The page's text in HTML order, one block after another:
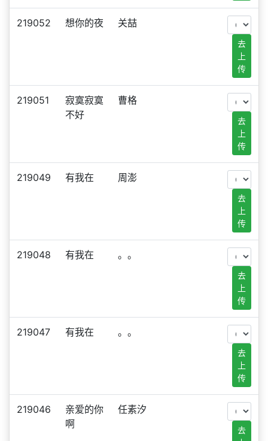
219052 想你的夜 关喆
去
上
传
219051
寂寞寂寞
不好
曹格
去
上
传
219049 有我在 周澎
去
上
传
219048 有我在 。。
去
上
传
219047 有我在 。。
去
上
传
219046
亲爱的你
啊
任素汐
去